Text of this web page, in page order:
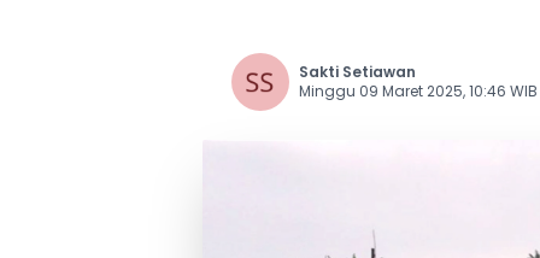
Sakti Setiawan
Minggu 09 Maret 2025, 10:46 WIB